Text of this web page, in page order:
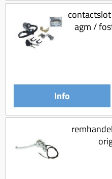
Koppeling compleet
Koppeling trekveer
Ketting / tandwiel
agm /
Info